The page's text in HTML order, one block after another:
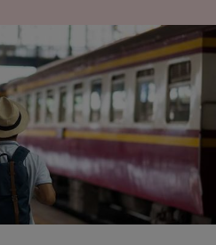
zur Identifikation
von oder Zugriff auf
Endgerät.
und Inhalte, Messung
der Performance von
sowie
von